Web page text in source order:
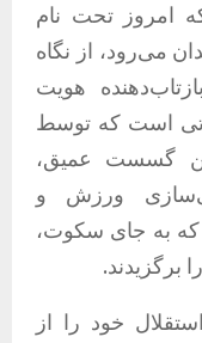
امروز تحت نام
می‌رود، از نگاه
هویت
است که توسط
گسست عمیق،
ورزش و
به جای سکوت،
برگزیدند.
خود را از